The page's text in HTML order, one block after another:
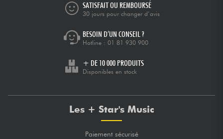
SATISFAIT OU REMBOURSÉ
30 jours pour changer d’avis
BESOIN D’UN CONSEIL ?
Hotline : 01 81 930 900
+ DE 10 000 PRODUITS
Disponibles en stock
Les + Star's Music
Paiement sécurisé